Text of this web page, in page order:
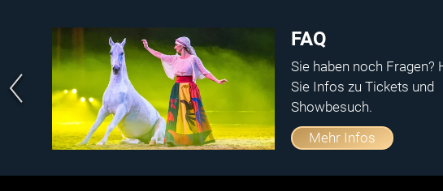
FAQ
Sie haben noch Fragen?
Sie Infos zu Tickets und
Showbesuch.
Mehr Infos